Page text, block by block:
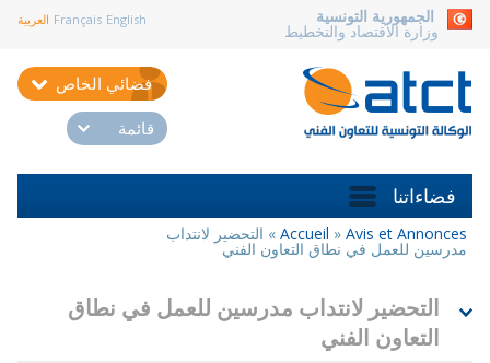
الجمهورية التونسية
وزارة الاقتصاد والتخطيط
Français English العربية
فضائي الخاص
قائمة
فضاءاتنا
أنت
هنا
Accueil » Avis et Annonces
» التحضير لانتداب
مدرسين للعمل في نطاق التعاون الفني
التحضير لانتداب مدرسين للعمل في نطاق
التعاون الفني